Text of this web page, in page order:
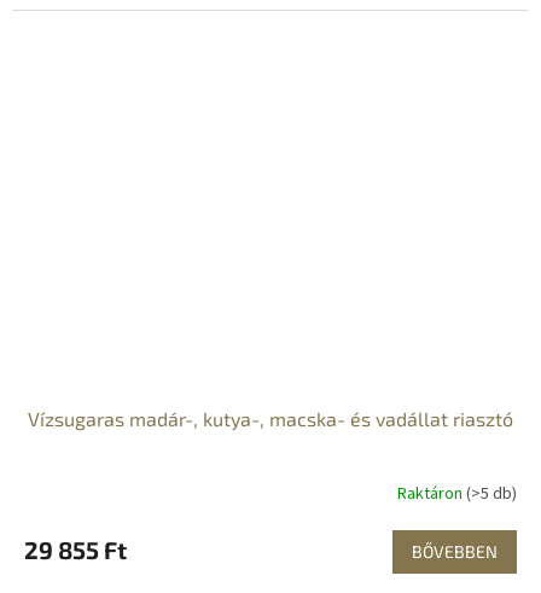
Vízsugaras madár-, kutya-, macska- és vadállat riasztó
Raktáron (>5 db)
29 855 Ft BŐVEBBEN